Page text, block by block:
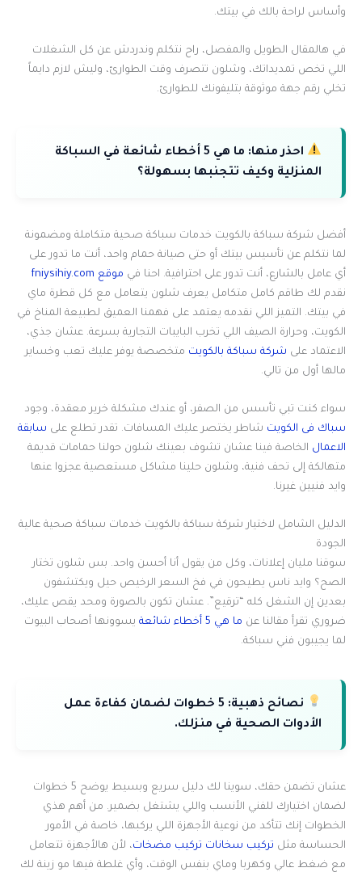
وأساس لراحة بالك في بيتك.
في هالمقال الطويل والمفصل، راح نتكلم وندردش عن كل الشغلات
اللي تخص تمديداتك، وشلون تتصرف وقت الطوارئ، وليش لازم دايماً
تخلي رقم جهة موثوقة بتليفونك للطوارئ.
احذر منها:
ما هي 5 أخطاء شائعة في السباكة
المنزلية وكيف تتجنبها بسهولة؟
أفضل شركة سباكة بالكويت خدمات سباكة صحية متكاملة ومضمونة
لما نتكلم عن تأسيس بيتك أو حتى صيانة حمام واحد، أنت ما تدور على
أي عامل بالشارع، أنت تدور على احترافية. احنا في موقع fniysihiy.com
نقدم لك طاقم كامل متكامل يعرف شلون يتعامل مع كل قطرة ماي
في بيتك. التميز اللي نقدمه يعتمد على فهمنا العميق لطبيعة المناخ في
الكويت، وحرارة الصيف اللي تخرب البايبات التجارية بسرعة. عشان جذي،
الاعتماد على شركة سباكة بالكويت متخصصة يوفر عليك تعب وخساير
مالها أول من تالي.
سواء كنت تبي تأسس من الصفر، أو عندك مشكلة خرير معقدة، وجود
سباك فى الكويت شاطر يختصر عليك المسافات. تقدر تطلع على سابقة
الاعمال الخاصة فينا عشان تشوف بعينك شلون حولنا حمامات قديمة
متهالكة إلى تحف فنية، وشلون حلينا مشاكل مستعصية عجزوا عنها
وايد فنيين غيرنا.
الدليل الشامل لاختيار شركة سباكة بالكويت خدمات سباكة صحية عالية
الجودة
سوقنا مليان إعلانات، وكل من يقول أنا أحسن واحد. بس شلون تختار
الصح؟ وايد ناس يطيحون في فخ السعر الرخيص حيل ويكتشفون
بعدين إن الشغل كله “ترقيع”. عشان تكون بالصورة ومحد يقص عليك،
ضروري تقرأ مقالنا عن ما هي 5 أخطاء شائعة
يسوونها أصحاب البيوت
لما يجيبون فني سباكة.
نصائح ذهبية:
5 خطوات لضمان كفاءة عمل
الأدوات الصحية في منزلك.
عشان تضمن حقك، سوينا لك دليل سريع وبسيط يوضح 5 خطوات
لضمان اختيارك للفني الأنسب واللي يشتغل بضمير. من أهم هذي
الخطوات إنك تتأكد من نوعية الأجهزة اللي يركبها، خاصة في الأمور
الحساسة مثل تركيب سخانات تركيب مضخات، لأن هالأجهزة تتعامل
مع ضغط عالي وكهربا وماي بنفس الوقت، وأي غلطة فيها مو زينة لك